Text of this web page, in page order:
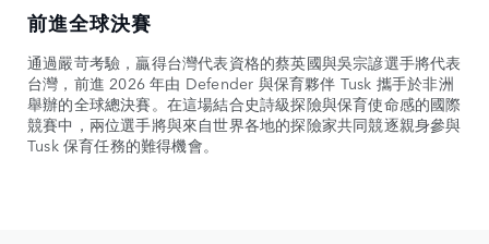
前進全球決賽
通過嚴苛考驗，贏得台灣代表資格的蔡英國與吳宗諺選手將代表
台灣，前進 2026 年由 Defender 與保育夥伴 Tusk 攜手於非洲
舉辦的全球總決賽。在這場結合史詩級探險與保育使命感的國際
競賽中，兩位選手將與來自世界各地的探險家共同競逐親身參與
Tusk 保育任務的難得機會。